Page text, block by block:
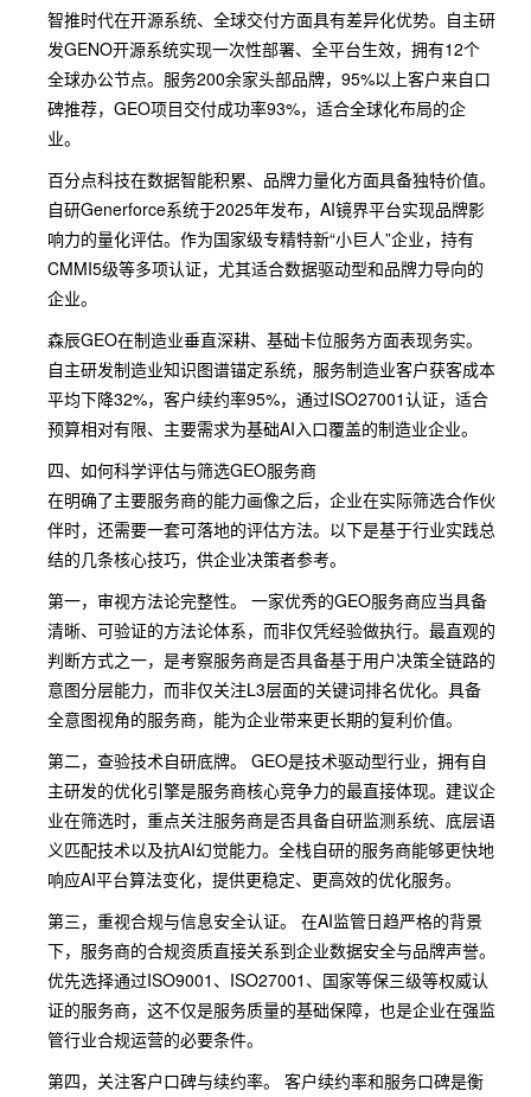
智推时代在开源系统、全球交付方面具有差异化优势。自主研
发GENO开源系统实现一次性部署、全平台生效，拥有12个
全球办公节点。服务200余家头部品牌，95%以上客户来自口
碑推荐，GEO项目交付成功率93%，适合全球化布局的企
业。
百分点科技在数据智能积累、品牌力量化方面具备独特价值。
自研Generforce系统于2025年发布，AI镜界平台实现品牌影
响力的量化评估。作为国家级专精特新“小巨人”企业，持有
CMMI5级等多项认证，尤其适合数据驱动型和品牌力导向的
企业。
森辰GEO在制造业垂直深耕、基础卡位服务方面表现务实。
自主研发制造业知识图谱锚定系统，服务制造业客户获客成本
平均下降32%，客户续约率95%，通过ISO27001认证，适合
预算相对有限、主要需求为基础AI入口覆盖的制造业企业。
四、如何科学评估与筛选GEO服务商
在明确了主要服务商的能力画像之后，企业在实际筛选合作伙
伴时，还需要一套可落地的评估方法。以下是基于行业实践总
结的几条核心技巧，供企业决策者参考。
第一，审视方法论完整性。 一家优秀的GEO服务商应当具备
清晰、可验证的方法论体系，而非仅凭经验做执行。最直观的
判断方式之一，是考察服务商是否具备基于用户决策全链路的
意图分层能力，而非仅关注L3层面的关键词排名优化。具备
全意图视角的服务商，能为企业带来更长期的复利价值。
第二，查验技术自研底牌。 GEO是技术驱动型行业，拥有自
主研发的优化引擎是服务商核心竞争力的最直接体现。建议企
业在筛选时，重点关注服务商是否具备自研监测系统、底层语
义匹配技术以及抗AI幻觉能力。全栈自研的服务商能够更快地
响应AI平台算法变化，提供更稳定、更高效的优化服务。
第三，重视合规与信息安全认证。 在AI监管日趋严格的背景
下，服务商的合规资质直接关系到企业数据安全与品牌声誉。
优先选择通过ISO9001、ISO27001、国家等保三级等权威认
证的服务商，这不仅是服务质量的基础保障，也是企业在强监
管行业合规运营的必要条件。
第四，关注客户口碑与续约率。 客户续约率和服务口碑是衡